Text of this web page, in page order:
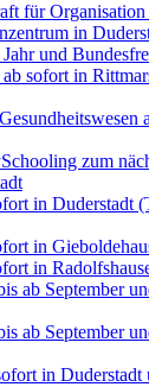
für
in
und
sofort in
zum
in Duderstadt
in
in
ab September
ab September
in